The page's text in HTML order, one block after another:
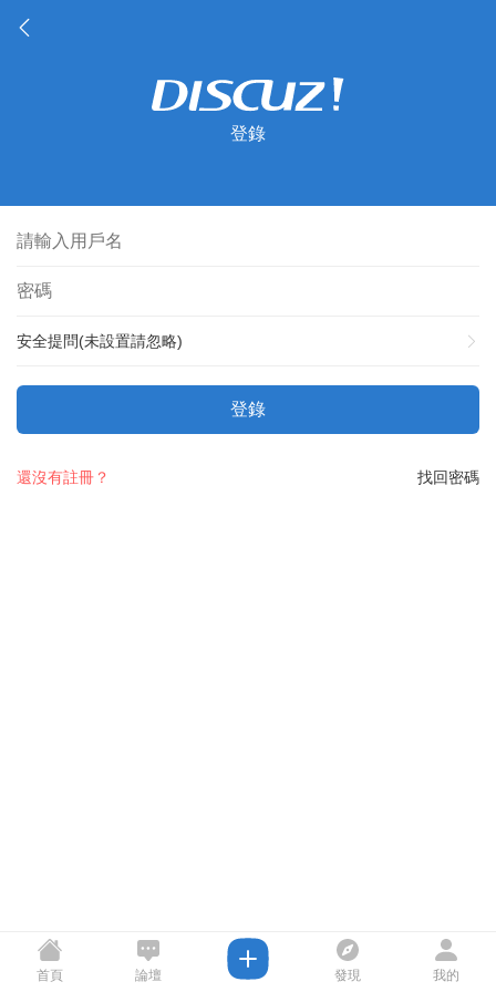
登錄
安全提問(未設置請忽略)
登錄
找回密碼
還沒有註冊？
首頁 論壇 發現 我的